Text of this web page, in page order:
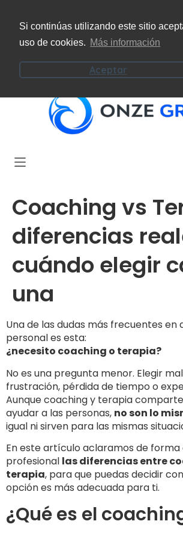
Si continúas utilizando este sitio
uso de cookies. Más información
Aceptar
Campus virtual Mi
Coaching vs
diferencias
cuándo elegir
una
Una de las dudas más frecuentes en
personal es esta:
¿necesito coaching o terapia?
No es una pregunta menor. Elegir
frustración, pérdida de tiempo o
Aunque coaching y terapia
ayudar a las personas, no son lo
igual ni sirven para las mismas
En este artículo aclaramos de forma
profesional las diferencias entre
terapia, para que puedas decidir
opción es más adecuada para ti.
¿Qué es el